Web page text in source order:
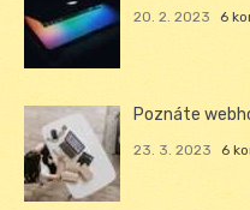
20. 2. 2023 6
Poznáte
23. 3. 2023 6